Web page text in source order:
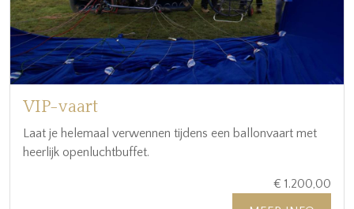
VIP-vaart
Laat je helemaal verwennen tijdens een ballonvaart met
heerlijk openluchtbuffet.
€ 1.200,00